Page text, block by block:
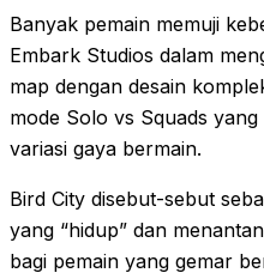
Banyak pemain memuji
Embark Studios dalam
map dengan desain
mode Solo vs Squads
variasi gaya bermain.
Bird City disebut-sebut
yang “hidup” dan
bagi pemain yang gemar